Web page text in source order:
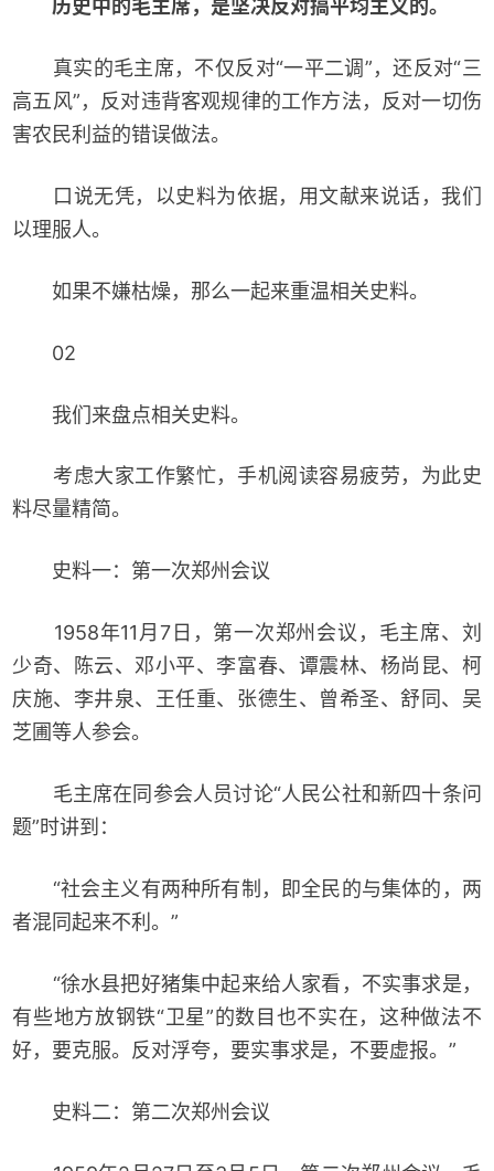
历史中的毛主席，是坚决反对搞平均主义的。
真实的毛主席，不仅反对“一平二调”，还反对“三
高五风”，反对违背客观规律的工作方法，反对一切伤
害农民利益的错误做法。
口说无凭，以史料为依据，用文献来说话，我们
以理服人。
如果不嫌枯燥，那么一起来重温相关史料。
02
我们来盘点相关史料。
考虑大家工作繁忙，手机阅读容易疲劳，为此史
料尽量精简。
史料一：第一次郑州会议
1958年11月7日，第一次郑州会议，毛主席、刘
少奇、陈云、邓小平、李富春、谭震林、杨尚昆、柯
庆施、李井泉、王任重、张德生、曾希圣、舒同、吴
芝圃等人参会。
毛主席在同参会人员讨论“人民公社和新四十条问
题”时讲到：
“社会主义有两种所有制，即全民的与集体的，两
者混同起来不利。”
“徐水县把好猪集中起来给人家看，不实事求是，
有些地方放钢铁“卫星”的数目也不实在，这种做法不
好，要克服。反对浮夸，要实事求是，不要虚报。”
史料二：第二次郑州会议